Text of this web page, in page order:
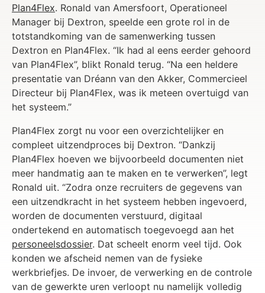
Plan4Flex. Ronald van Amersfoort, Operationeel
Manager bij Dextron, speelde een grote rol in de
totstandkoming van de samenwerking tussen
Dextron en Plan4Flex. “Ik had al eens eerder gehoord
van Plan4Flex”, blikt Ronald terug. “Na een heldere
presentatie van Dréann van den Akker, Commercieel
Directeur bij Plan4Flex, was ik meteen overtuigd van
het systeem.”
Plan4Flex zorgt nu voor een overzichtelijker en
compleet uitzendproces bij Dextron. “Dankzij
Plan4Flex hoeven we bijvoorbeeld documenten niet
meer handmatig aan te maken en te verwerken”, legt
Ronald uit. “Zodra onze recruiters de gegevens van
een uitzendkracht in het systeem hebben ingevoerd,
worden de documenten verstuurd, digitaal
ondertekend en automatisch toegevoegd aan het
personeelsdossier. Dat scheelt enorm veel tijd. Ook
konden we afscheid nemen van de fysieke
werkbriefjes. De invoer, de verwerking en de controle
van de gewerkte uren verloopt nu namelijk volledig